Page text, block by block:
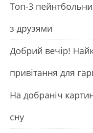
Топ-3
з друзями
Добрий вечір!
привітання для
На добраніч
сну